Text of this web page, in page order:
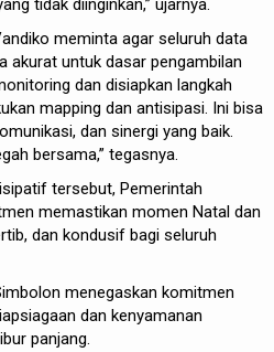
tidak diinginkan,” ujarnya.
meminta agar seluruh data
akurat untuk dasar pengambilan
dan disiapkan langkah
mapping dan antisipasi. Ini bisa
dan sinergi yang baik.
bersama,” tegasnya.
tersebut, Pemerintah
memastikan momen Natal dan
dan kondusif bagi seluruh
menegaskan komitmen
dan kenyamanan
panjang.